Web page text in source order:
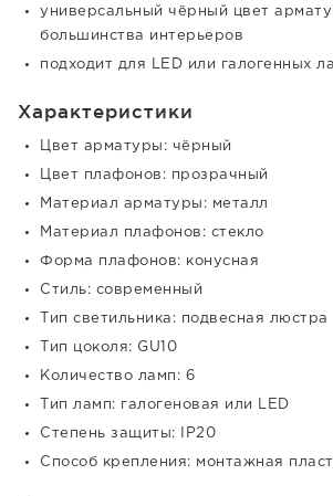
универсальный чёрный цвет
большинства интерьеров
подходит для LED или галогенных
Характеристики
Цвет арматуры: чёрный
Цвет плафонов: прозрачный
Материал арматуры: металл
Материал плафонов: стекло
Форма плафонов: конусная
Стиль: современный
Тип светильника: подвесная люстра
Тип цоколя: GU10
Количество ламп: 6
Тип ламп: галогеновая или LED
Степень защиты: IP20
Способ крепления: монтажная